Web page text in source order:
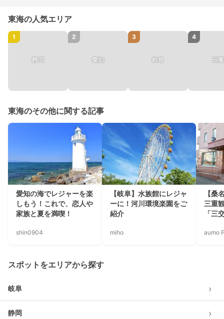
東海の人気エリア
1
静岡
2
愛知
3
岐阜
4
三重
東海のその他に関する記事
愛知の海でレジャーを楽
しもう！これで、恋人や
家族と夏を満喫！
shin0904
【岐阜】水族館にレジャ
ーに！河川環境楽園をご
紹介
miho
【桑
三重
「三
aumo
スポットをエリアから探す
岐阜 ›
静岡 ›